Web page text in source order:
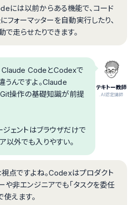
には以前からある機能で、コード
フォーマッターを自動実行したり、
で走らせたりできます。
テキトー教師
.AI認定講師
Claude CodeとCodexで
うんですよ。Claude
操作の基礎知識が前提
ェントはブラウザだけで
以外でも入りやすい。
点ですよね。Codexはプロダクト
や非エンジニアでも「タスクを委任
使えます。